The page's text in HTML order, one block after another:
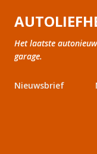
Het laatste
garage.
Nieuwsbrief